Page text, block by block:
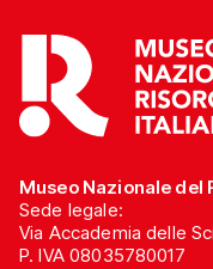
Museo Nazionale del
Sede legale:
Via Accademia delle
P. IVA 08035780017